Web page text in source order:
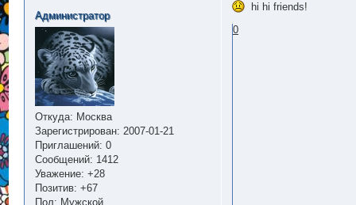
Администратор
Откуда: Москва
Зарегистрирован: 2007-01-21
Приглашений: 0
Сообщений: 1412
Уважение: +28
Позитив: +67
Пол: Мужской
hi hi friends!
0